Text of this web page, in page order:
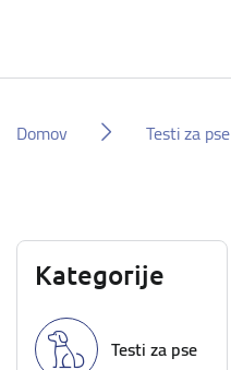
Domov Testi za pse
Kategorije
Testi za pse